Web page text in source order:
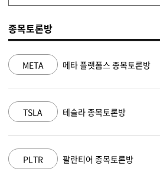
종목토론방
플랫폼스 종목토론방
종목토론방
티어 종목토론방